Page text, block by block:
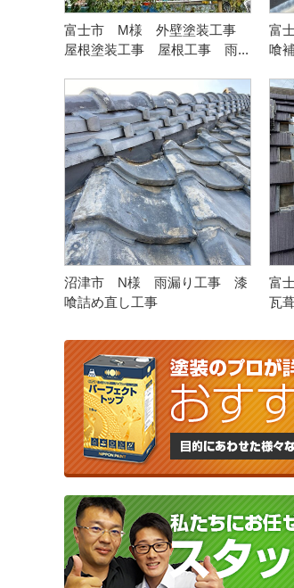
富士市 M様 外壁塗装工事
屋根塗装工事 屋根工事 雨...
富
喰
沼津市 N様 雨漏り工事 漆
喰詰め直し工事
富
瓦